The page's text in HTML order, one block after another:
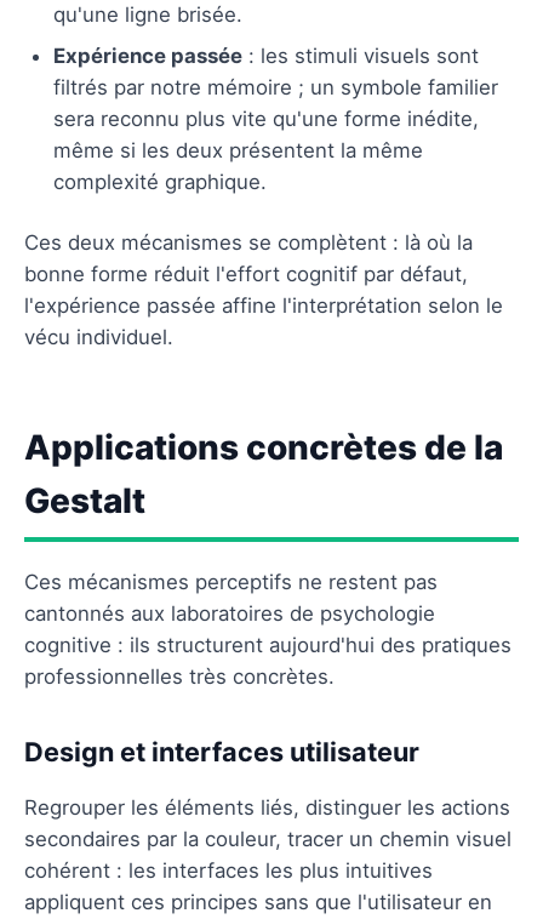
qu'une ligne brisée.
Expérience passée : les stimuli visuels sont
filtrés par notre mémoire ; un symbole familier
sera reconnu plus vite qu'une forme inédite,
même si les deux présentent la même
complexité graphique.
Ces deux mécanismes se complètent : là où la
bonne forme réduit l'effort cognitif par défaut,
l'expérience passée affine l'interprétation selon le
vécu individuel.
Applications concrètes de la
Gestalt
Ces mécanismes perceptifs ne restent pas
cantonnés aux laboratoires de psychologie
cognitive : ils structurent aujourd'hui des pratiques
professionnelles très concrètes.
Design et interfaces utilisateur
Regrouper les éléments liés, distinguer les actions
secondaires par la couleur, tracer un chemin visuel
cohérent : les interfaces les plus intuitives
appliquent ces principes sans que l'utilisateur en